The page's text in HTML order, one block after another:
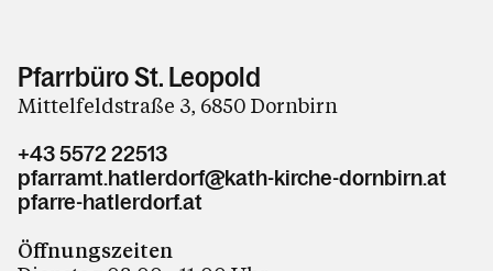
Pfarrbüro St. Leopold
Mittelfeldstraße 3, 6850 Dornbirn
+43 5572 22513
pfarramt.hatlerdorf@kath-kirche-dornbirn.at
pfarre-hatlerdorf.at
Öffnungszeiten